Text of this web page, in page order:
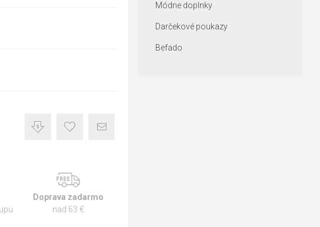
Doprava zadarmo
nad 63 €
Módne doplnky
Darčekové poukazy
Befado